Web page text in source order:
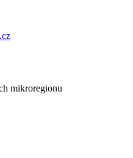
mikroregionu